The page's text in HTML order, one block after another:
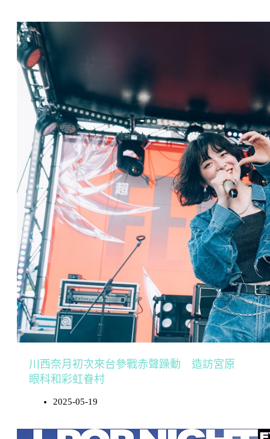
川西奈月初次來台參戰赤聲躁動 造訪宮原
眼科和彩虹眷村
2025-05-19